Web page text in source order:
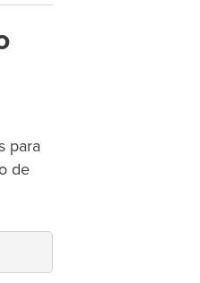
para
de